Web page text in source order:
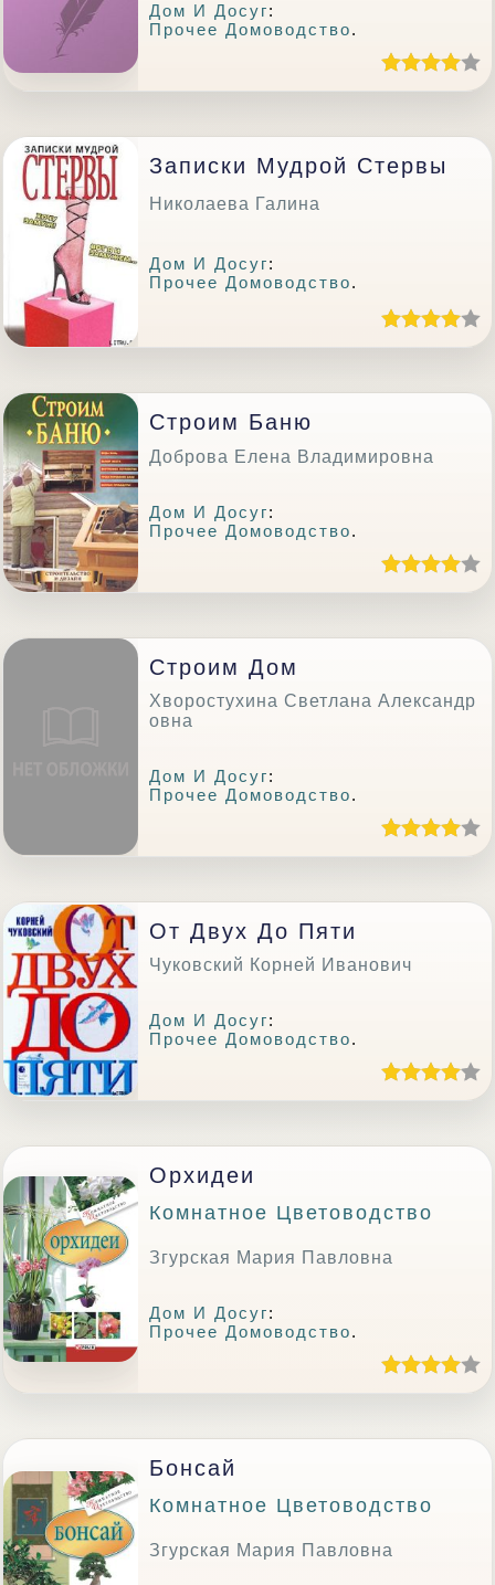
Дом И Досуг:
Прочее Домоводство.
Записки Мудрой Стервы
Николаева Галина
Дом И Досуг:
Прочее Домоводство.
Строим Баню
Доброва Елена Владимировна
Дом И Досуг:
Прочее Домоводство.
Строим Дом
Хворостухина Светлана Александр
овна
Дом И Досуг:
Прочее Домоводство.
От Двух До Пяти
Чуковский Корней Иванович
Дом И Досуг:
Прочее Домоводство.
Орхидеи
Комнатное Цветоводство
Згурская Мария Павловна
Дом И Досуг:
Прочее Домоводство.
Бонсай
Комнатное Цветоводство
Згурская Мария Павловна